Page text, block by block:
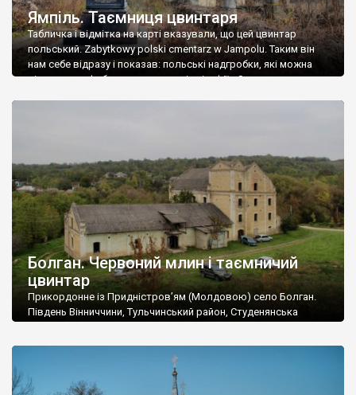
Ямпіль. Таємниця цвинтаря
Табличка і відмітка на карті вказували, що цей цвинтар
польський. Zabytkowy polski cmentarz w Jampolu. Таким він
нам себе відразу і показав: польські надгробки, які можна
віднести до фабричних, польські епітафії… Загалом цвинтар
Болган. Червоний млин і таємничий
цвинтар
Прикордонне із Придністров’ям (Молдовою) село Болган.
Південь Вінниччини, Тульчинський район, Студенянська
старовинний цвинтар із кам’яними хрестами. Всі епітафії, які
збереглися, написані кирилицею, церковнослов’янською
мовою. За всіма традиційними ознаками – цвинтар